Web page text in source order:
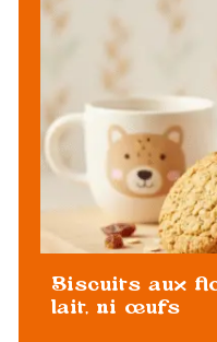
Biscuits aux
lait, ni œufs